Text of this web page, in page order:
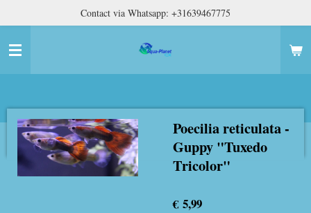
naar
hoofdinhoud
Contact via Whatsapp: +31639467775
Poecilia reticulata -
Guppy "Tuxedo
Tricolor"
€ 5,99